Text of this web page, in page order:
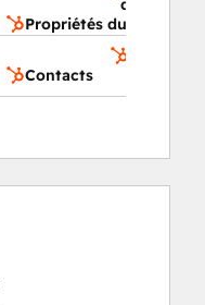
du contact
Propriétés du contact
Contacts